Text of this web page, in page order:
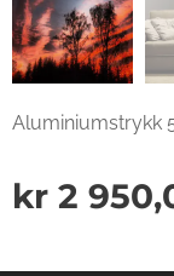
Aluminiumstrykk
kr 2